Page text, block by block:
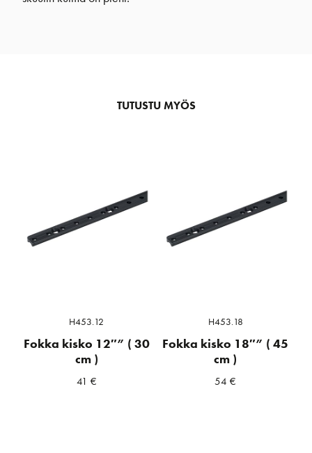
TUTUSTU MYÖS
H453.12
Fokka kisko 12″” ( 30
cm )
41 €
H453.18
Fokka kisko 18″” ( 45
cm )
54€